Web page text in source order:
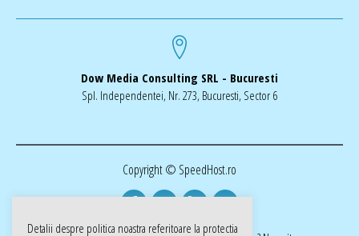
Dow Media Consulting SRL - Bucuresti
Spl. Independentei, Nr. 273, Bucuresti, Sector 6
Copyright © SpeedHost.ro
Detalii despre politica noastra referitoare la protectia